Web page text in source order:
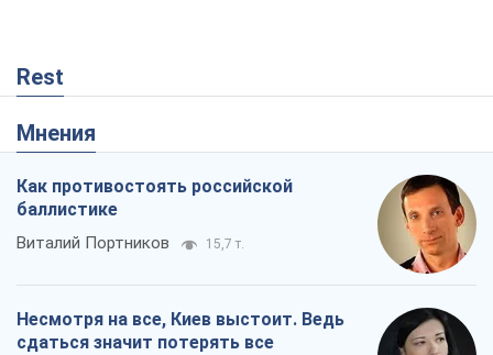
Rest
Мнения
Как противостоять российской
баллистике
Виталий Портников 15,7 т.
Несмотря на все, Киев выстоит. Ведь
сдаться значит потерять все